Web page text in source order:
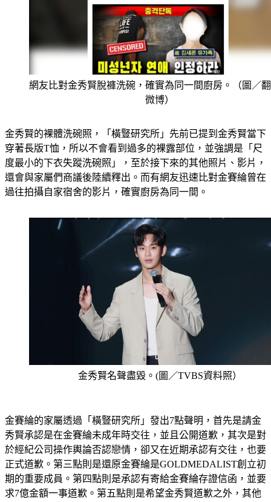
網友比對金秀賢脫褲洗碗，確實為同一間廚房。（圖／
金秀賢的裸體洗碗照，「橫豎研究所」先前已提到金秀賢當下
穿著長版T恤，所以不會看到過多的裸露部位，並強調是「尺
度最小的下衣失蹤洗碗照」，至於接下來的其他照片、影片，
還會與家屬們商議後陸續釋出。而有網友迅速比對金賽綸曾在
金賽綸的家屬透過「橫豎研究所」發出7點聲明，首先是請金
秀賢承認是在金賽綸未成年時交往，並且公開道歉，其次是對
於經紀公司操作輿論否認戀情，卻又在近期承認有交往，也要
正式道歉。第三點則是還原金賽綸是GOLDMEDALIST創立初
期的重要成員。第四點則是承認有寄給金賽綸存證信函，並要